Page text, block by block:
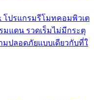
โปรแกรมรีโมทคอมพิวเต
มแดน รวดเร็มไม่มีกระตุ
ปลอดภัยแบบเดียวกับที่ใ